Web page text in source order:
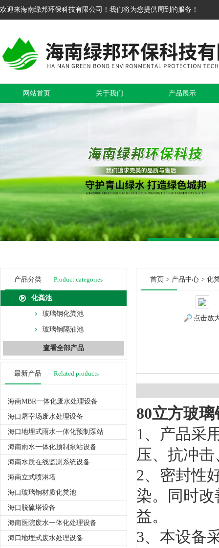
欢迎来海南绿邦环保科技有限公司！我们将为您提供周到的服务！
网站首页 关于我们 产品展示
产品分类 Product categories
化粪池
玻璃钢化粪池
玻璃钢隔油池
查看全部产品
最新产品 Related products
海南MBR一体化废水处理设备
海口屠宰场废水处理设备
海口地埋式雨水一体化预制泵站
海南雨水一体化预制泵站设备
海南水质在线监测系统设备
海南立式喷淋塔
海口玻璃钢材质化粪池
海口脱硫塔设备
海南医院废水一体化处理设备
海口地埋式废水处理设备
首页 > 产品中心 > 化
点击放
80立方玻
1、产品采
压、抗冲
2、密封性
染。同时
益。
3、本设备